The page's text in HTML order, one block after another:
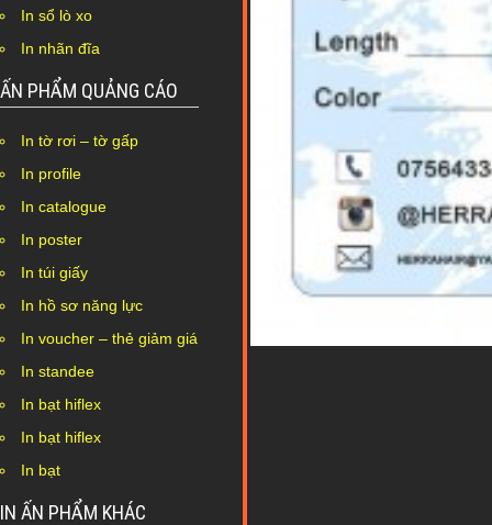
In sổ lò xo
In nhãn đĩa
ẤN PHẨM QUẢNG CÁO
In tờ rơi – tờ gấp
In profile
In catalogue
In poster
In túi giấy
In hồ sơ năng lực
In voucher – thẻ giảm giá
In standee
In bạt hiflex
In bạt hiflex
In bạt
IN ẤN PHẨM KHÁC